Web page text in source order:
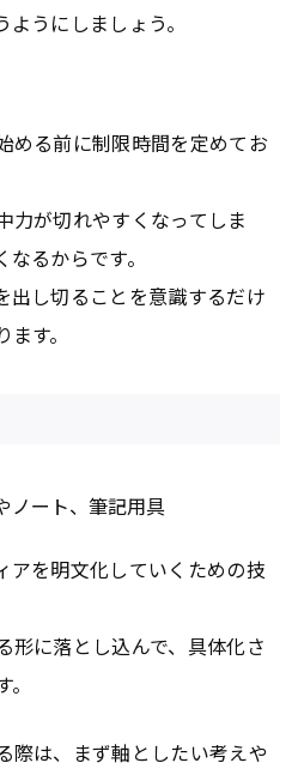
うにしましょう。
める前に制限時間を定めてお
力が切れやすくなってしま
るからです。
出し切ることを意識するだけ
す。
ノート、筆記用具
アを明文化していくための技
形に落とし込んで、具体化さ
際は、まず軸としたい考えや